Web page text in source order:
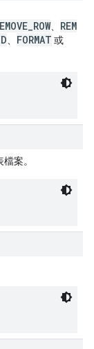
、 REM
FORMAT 或
案。